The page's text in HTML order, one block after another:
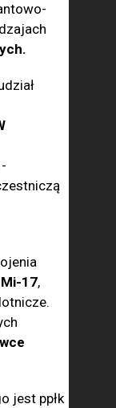
17,
jest ppłk